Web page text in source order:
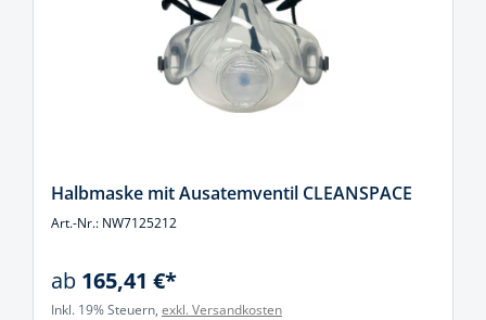
Halbmaske mit Ausatemventil CLEANSPACE
Art.-Nr.: NW7125212
ab 165,41 €*
Inkl. 19% Steuern, exkl. Versandkosten